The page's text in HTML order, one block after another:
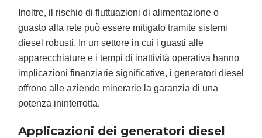
Inoltre, il rischio di fluttuazioni di alimentazione o
guasto alla rete può essere mitigato tramite sistemi
diesel robusti. In un settore in cui i guasti alle
apparecchiature e i tempi di inattività operativa hanno
implicazioni finanziarie significative, i generatori diesel
offrono alle aziende minerarie la garanzia di una
potenza ininterrotta.
Applicazioni dei generatori diesel